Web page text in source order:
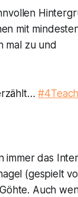
mit
mal zu und
immer das
(gespielt
. Auch